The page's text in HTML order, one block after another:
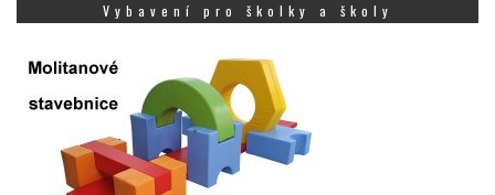
Vybavení pro školky a školy